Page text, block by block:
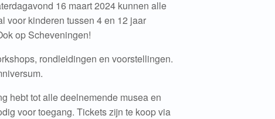
16 maart 2024 kunnen alle
voor kinderen tussen 4 en 12 jaar
op Scheveningen!
rondleidingen en voorstellingen.
hebt tot alle deelnemende musea en
voor toegang. Tickets zijn te koop via